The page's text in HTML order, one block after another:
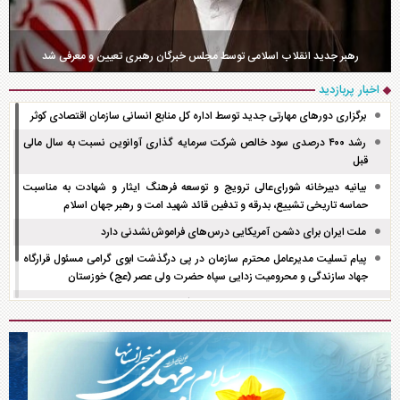
چهارمین دوره مسابقات کتابخوانی
دومین دوره آموزشی «کمک‌های اولیه» ویژه کارکنان سازمان اقتصادی کوثر توسط اداره
کل منابع انسانی سازمان برگزار شد
پیام تسلیت مدیرعامل سازمان اقتصادی کوثر در پی درگذشت والده مکرمه رئیس
جمعیت هلال احمر جمهوری اسلامی ایران
رهبر جدید انقلاب اسلامی توسط مجلس خبرگان رهبری تعیین و معرفی شد
پروردگارا! ما را در صراط مستقیم ثابت‌قدم بدار
اخبار پربازدید
برگزاری دور‌های مهارتی جدید توسط اداره کل منابع انسانی سازمان اقتصادی کوثر
رشد ۴۰۰ درصدی سود خالص شرکت سرمایه گذاری آوانوین نسبت به سال مالی
قبل
بیانیه دبیرخانه شورای‌عالی ترویج و توسعه فرهنگ ایثار و شهادت به مناسبت
حماسه تاریخی تشییع، بدرقه و تدفین قائد شهید امت و رهبر جهان اسلام
ملت ایران برای دشمن آمریکایی درس‌های فراموش‌نشدنی دارد
پیام تسلیت مدیرعامل محترم سازمان در پی درگذشت ابوی گرامی مسئول قرارگاه
جهاد سازندگی و محرومیت زدایی سپاه حضرت ولی عصر (عج) خوزستان
پیام مقام معظم رهبری به مناسبت تشییع آقای شهید ایران
پاسخ رهبر انقلاب اسلامی به نامه بیعت دبیرکل و رزمندگان حزب‌الله لبنان